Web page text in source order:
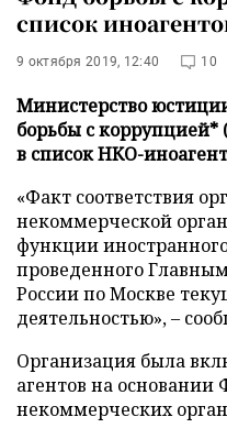
список
9 октября 2019, 12:40 10
Министерство
борьбы с коррупцией*
в список НКО-
«Факт соответствия
некоммерческой
функции
проведенного
России по Москве
деятельностью», –
Организация была
агентов на основании
некоммерческих